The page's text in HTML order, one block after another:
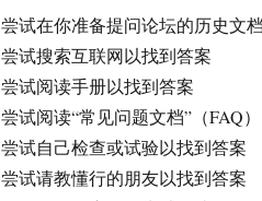
尝试在你准备提问论坛的历史文
尝试搜索互联网以找到答案
尝试阅读手册以找到答案
尝试阅读“常见问题文档”（FAQ
尝试自己检查或试验以找到答案
尝试请教懂行的朋友以找到答案